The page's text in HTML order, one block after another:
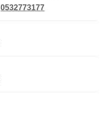
0532773177